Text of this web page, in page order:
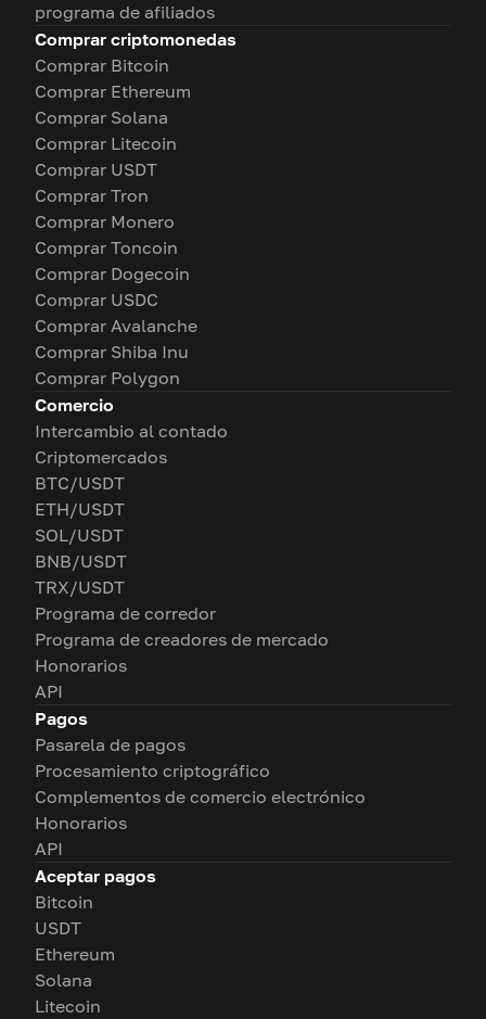
programa de afiliados
Comprar criptomonedas
Comprar Bitcoin
Comprar Ethereum
Comprar Solana
Comprar Litecoin
Comprar USDT
Comprar Tron
Comprar Monero
Comprar Toncoin
Comprar Dogecoin
Comprar USDC
Comprar Avalanche
Comprar Shiba Inu
Comprar Polygon
Comercio
Intercambio al contado
Criptomercados
BTC/USDT
ETH/USDT
SOL/USDT
BNB/USDT
TRX/USDT
Programa de corredor
Programa de creadores de mercado
Honorarios
API
Pagos
Pasarela de pagos
Procesamiento criptográfico
Complementos de comercio electrónico
Honorarios
API
Aceptar pagos
Bitcoin
USDT
Ethereum
Solana
Litecoin